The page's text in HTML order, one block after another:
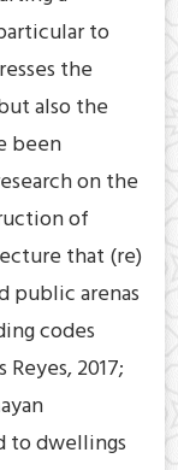
to
the
also the
been
on the
of
that (re)
public arenas
codes
2017;
to dwellings